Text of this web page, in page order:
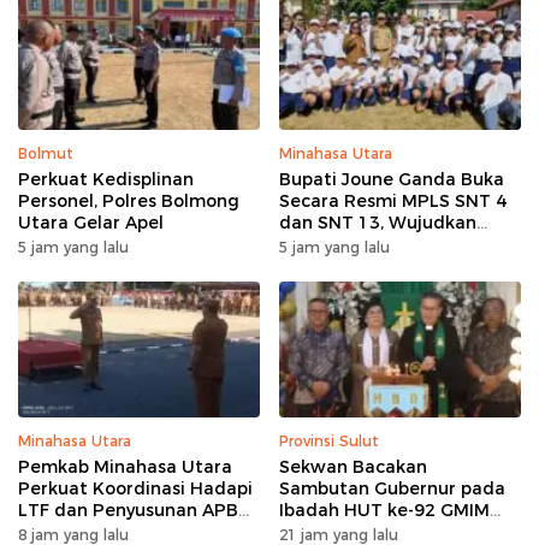
Bolmut
Perkuat Kedisplinan
Personel, Polres Bolmong
Utara Gelar Apel
5 jam yang lalu
Minahasa Utara
Bupati Joune Ganda Buka
Secara Resmi MPLS SNT 4
dan SNT 13, Wujudkan
Sinergi Pendidikan Menuju
5 jam yang lalu
Minahasa Utara
Pemkab Minahasa Utara
Perkuat Koordinasi Hadapi
LTF dan Penyusunan APBD
2027 lewat Apel Bersama
8 jam yang lalu
Provinsi Sulut
Sekwan Bacakan
Sambutan Gubernur pada
Ibadah HUT ke-92 GMIM
Syalom Molas: Ajakan
21 jam yang lalu